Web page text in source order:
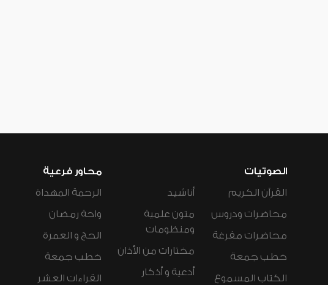
الصوتيات
القرآن الكريم
محاضرات ودروس
محاضرات مفرغة
خطب جمعة
الكتاب المسموع
أناشيد
متون علمية
ومنظومات
مختارات من الأذان
أدعية و أذكار
محاور فرعية
الرحمة المهداة
واحة رمضان
الحج و العمرة
خطب جمعة
القراءات العشر